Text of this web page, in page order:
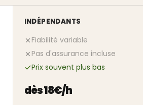
INDÉPENDANTS
Fiabilité variable
Pas d'assurance incluse
Prix souvent plus bas
dès 18€/h